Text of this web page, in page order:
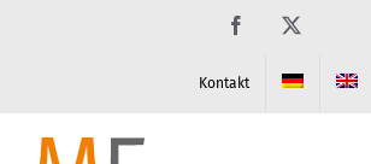
Facebook
Kontakt